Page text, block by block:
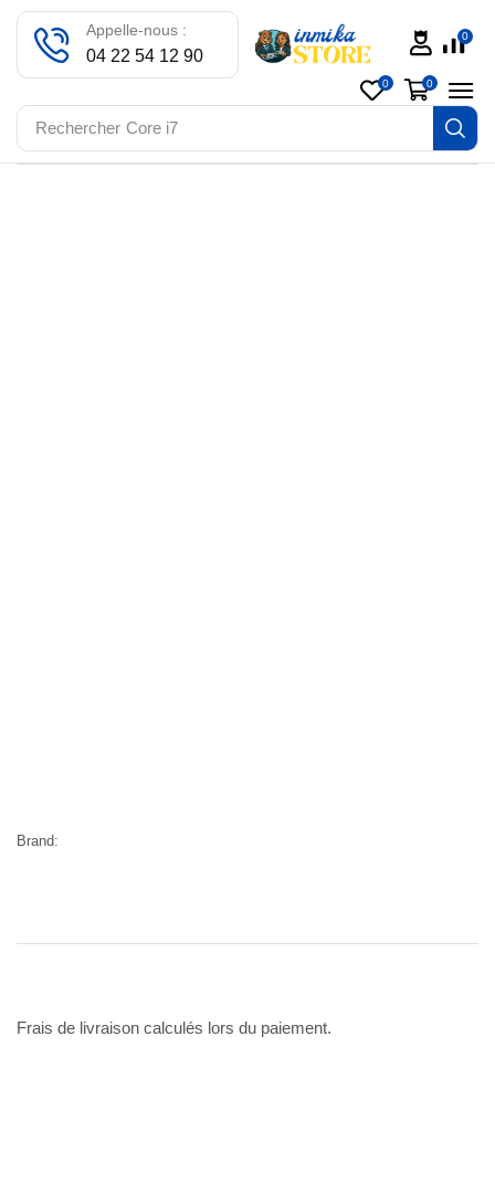
Rechercher Core i7
Appelle-nous :
04 22 54 12 90
0
0 0
Brand:
Frais de livraison calculés lors du paiement.